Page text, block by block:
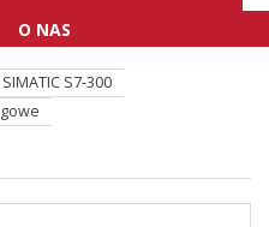
O NAS
SIMATIC S7-300